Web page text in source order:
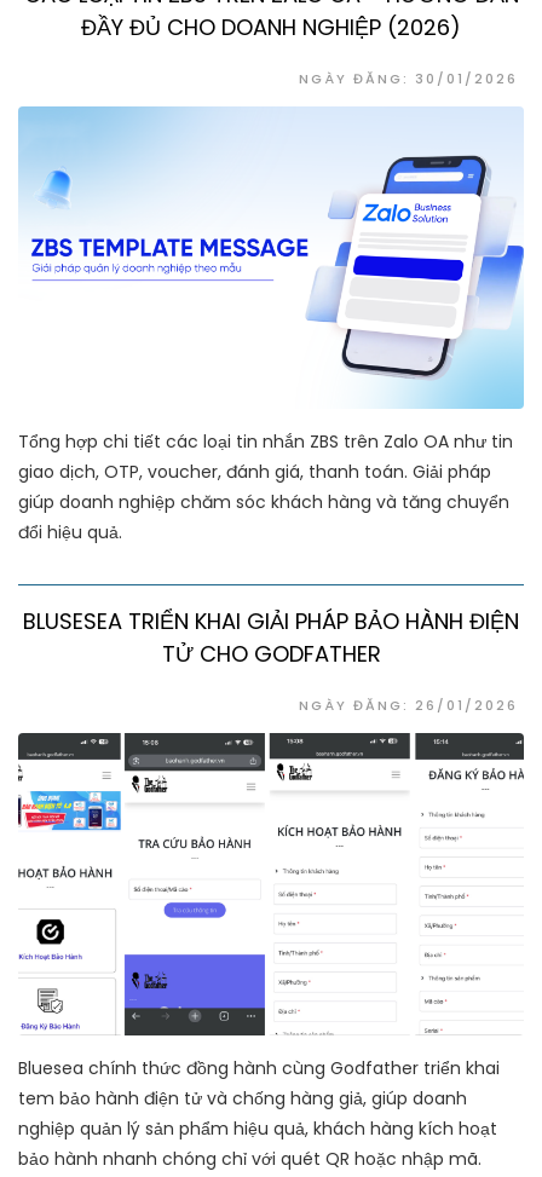
ĐẦY ĐỦ CHO DOANH NGHIỆP (2026)
NGÀY ĐĂNG: 30/01/2026
Tổng hợp chi tiết các loại tin nhắn ZBS trên Zalo OA như tin
giao dịch, OTP, voucher, đánh giá, thanh toán. Giải pháp
giúp doanh nghiệp chăm sóc khách hàng và tăng chuyển
đổi hiệu quả.
BLUSESEA TRIỂN KHAI GIẢI PHÁP BẢO HÀNH ĐIỆN
TỬ CHO GODFATHER
NGÀY ĐĂNG: 26/01/2026
Bluesea chính thức đồng hành cùng Godfather triển khai
tem bảo hành điện tử và chống hàng giả, giúp doanh
nghiệp quản lý sản phẩm hiệu quả, khách hàng kích hoạt
bảo hành nhanh chóng chỉ với quét QR hoặc nhập mã.